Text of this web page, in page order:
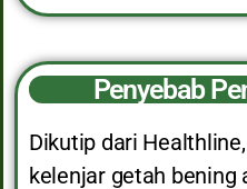
Penyebab
Dikutip dari
kelenjar getah bening